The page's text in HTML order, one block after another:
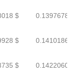
$
$
$